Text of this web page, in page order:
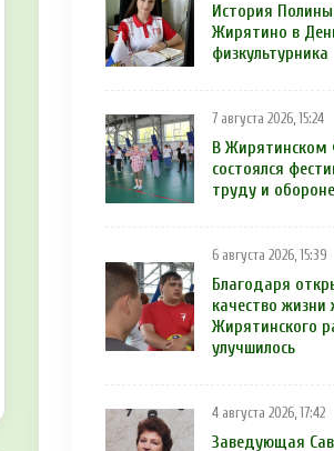
История Полины
Жирятино в
физкультурника
7 августа 2026, 15:24
В Жирятинском
состоялся
труду и
6 августа 2026, 15:39
Благодаря
качество жизни
Жирятинского
улучшилось
4 августа 2026, 17:42
Заведующая